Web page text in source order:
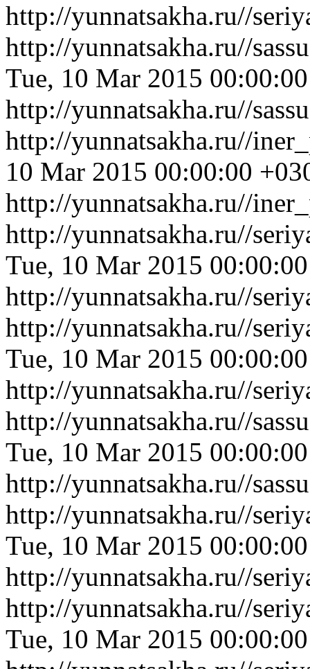
http://yunnatsakha.ru//
http://yunnatsakha.ru//
Tue, 10 Mar 2015
http://yunnatsakha.ru//
http://yunnatsakha.ru//
10 Mar 2015 00:00:00
http://yunnatsakha.ru//
http://yunnatsakha.ru//
Tue, 10 Mar 2015
http://yunnatsakha.ru//
http://yunnatsakha.ru//
Tue, 10 Mar 2015
http://yunnatsakha.ru//
http://yunnatsakha.ru//
Tue, 10 Mar 2015
http://yunnatsakha.ru//
http://yunnatsakha.ru//
Tue, 10 Mar 2015
http://yunnatsakha.ru//
http://yunnatsakha.ru//
Tue, 10 Mar 2015